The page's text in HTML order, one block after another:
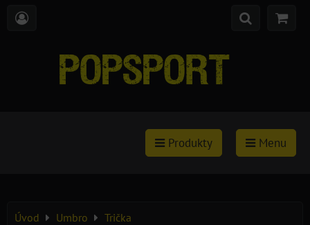
Produkty Menu
Úvod Umbro Trička